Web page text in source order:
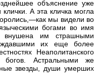
объяснение уже
А эта кличка могла
мы видели во
богами во имя
внушена им страшными
их еще более
Неаполитанского
богов. Астральными же
звезды, души умерших